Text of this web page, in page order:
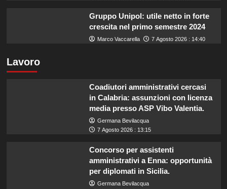
Gruppo Unipol: utile netto in forte
crescita nel primo semestre 2024
Marco Vaccarella 7 Agosto 2026 : 14:40
Lavoro
Coadiutori amministrativi cercasi
in Calabria: assunzioni con licenza
media presso ASP Vibo Valentia.
Germana Bevilacqua
7 Agosto 2026 : 13:15
Concorso per assistenti
amministrativi a Enna: opportunità
per diplomati in Sicilia.
Germana Bevilacqua